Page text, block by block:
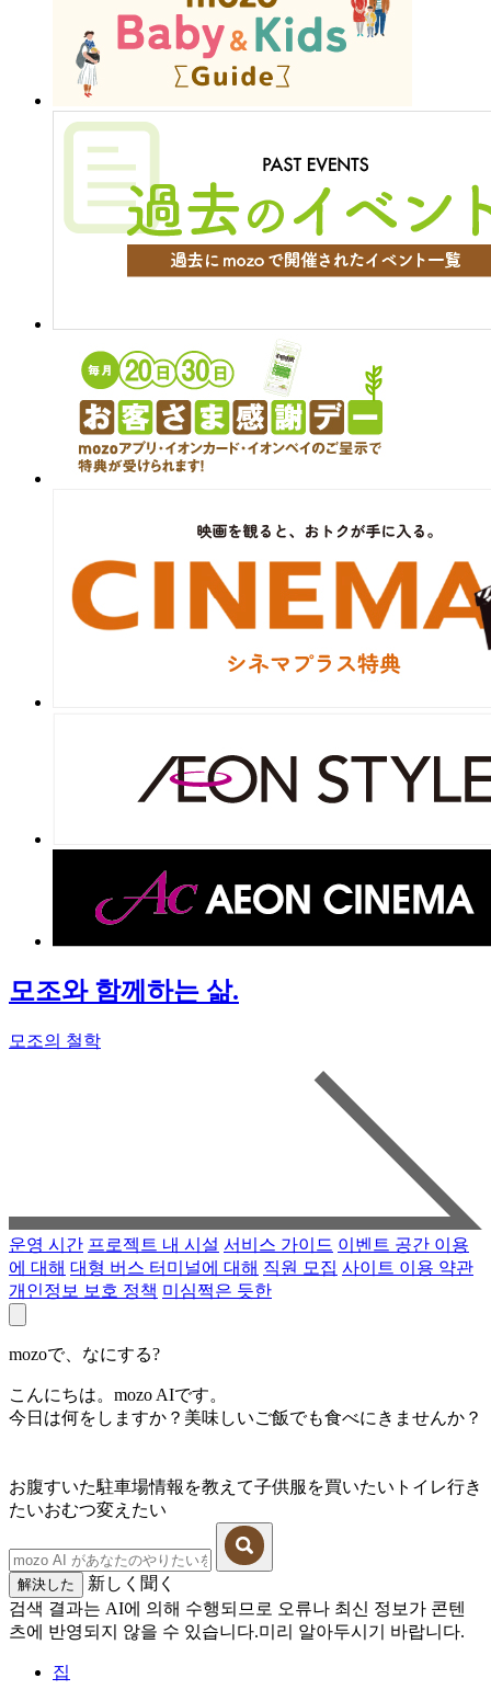
모조와 함께하는 삶.
모조의 철학
운영 시간 프로젝트 내 시설 서비스 가이드 이벤트 공간 이용
에 대해 대형 버스 터미널에 대해 직원 모집 사이트 이용 약관
개인정보 보호 정책 미심쩍은 듯한
mozoで、なにする?
こんにちは。mozo AIです。
今日は何をしますか？美味しいご飯でも食べにきませんか？
お腹すいた駐車場情報を教えて子供服を買いたい トイレ行き
たいおむつ変えたい
解決した
新しく聞く
검색 결과는 AI에 의해 수행되므로 오류나 최신 정보가 콘텐
츠에 반영되지 않을 수 있습니다.미리 알아두시기 바랍니다.
집